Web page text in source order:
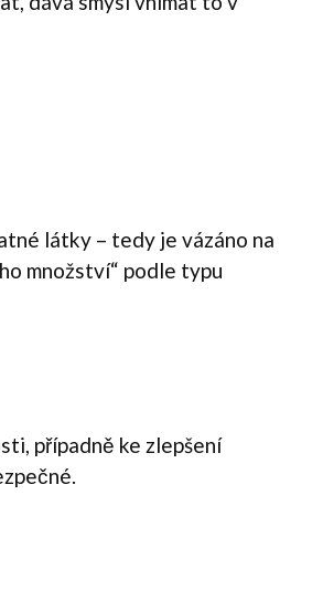
látky – tedy je vázáno na
množství“ podle typu
případně ke zlepšení